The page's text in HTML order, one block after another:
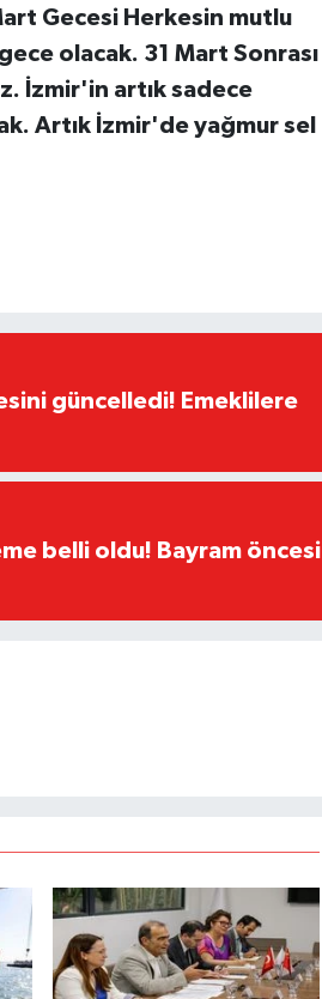
Gecesi Herkesin mutlu
olacak. 31 Mart Sonrası
İzmir'in artık sadece
Artık İzmir'de yağmur sel
güncelledi! Emeklilere
belli oldu! Bayram öncesi